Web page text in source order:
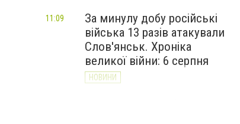
За минулу добу російські
війська 13 разів атакували
Слов'янськ. Хроніка
великої війни: 6 серпня
НОВИНИ
11:09